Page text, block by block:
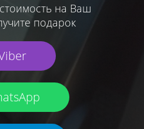
на Ваш
подарок